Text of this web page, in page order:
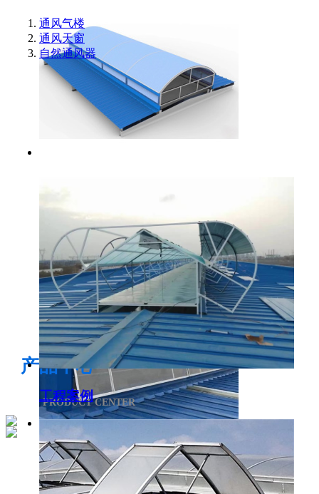
电开启通风气楼
侧开型排烟天窗
通风气楼
通风天窗
自然通风器
产品中心
PRODUCT CENTER
工程案例